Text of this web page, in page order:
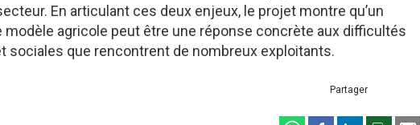
En articulant ces deux enjeux, le projet montre qu’un
modèle agricole peut être une réponse concrète aux difficultés
sociales que rencontrent de nombreux exploitants.
Partager